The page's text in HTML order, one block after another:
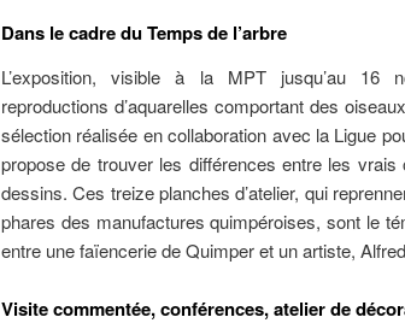
Dans le cadre du Temps de l’arbre
L’exposition, visible à la MPT jusqu’au 16
reproductions d’aquarelles comportant des
sélection réalisée en collaboration avec la Ligue
propose de trouver les différences entre les
dessins. Ces treize planches d’atelier, qui
phares des manufactures quimpéroises, sont le
entre une faïencerie de Quimper et un artiste,
Visite commentée, conférences, atelier de